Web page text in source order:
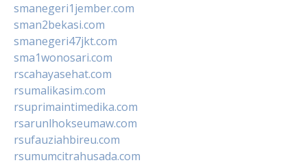
smanegeri1jember.com
sman2bekasi.com
smanegeri47jkt.com
sma1wonosari.com
rscahayasehat.com
rsumalikasim.com
rsuprimaintimedika.com
rsarunlhokseumaw.com
rsufauziahbireu.com
rsumumcitrahusada.com